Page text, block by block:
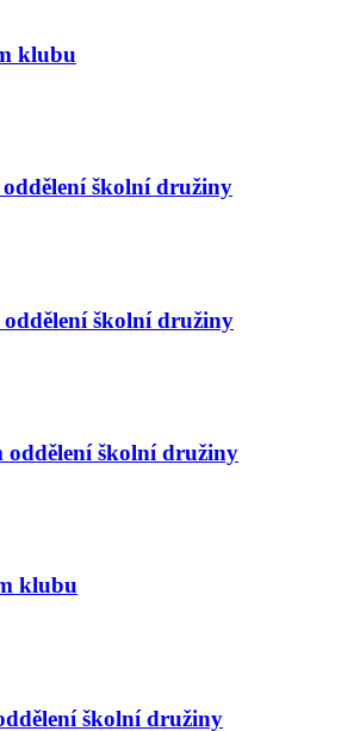
klubu
školní družiny
školní družiny
oddělení školní družiny
klubu
školní družiny